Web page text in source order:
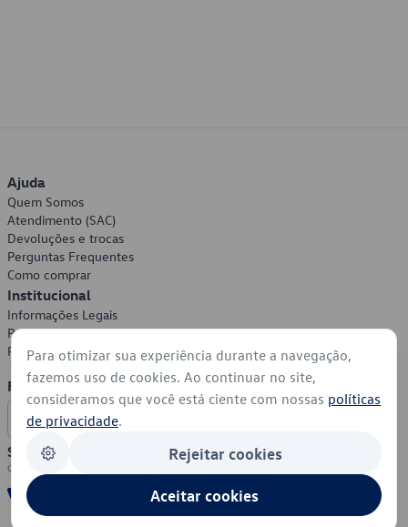
Ajuda
Quem Somos
Atendimento (SAC)
Devoluções e trocas
Perguntas Frequentes
Como comprar
Institucional
Informações Legais
Política de Privacidade
Política de Cookies
Formas de Pagamento
Segurança
Para otimizar sua experiência durante a navegação,
fazemos uso de cookies. Ao continuar no site,
consideramos que você está ciente com nossas políticas
de privacidade.
Rejeitar cookies
Aceitar cookies